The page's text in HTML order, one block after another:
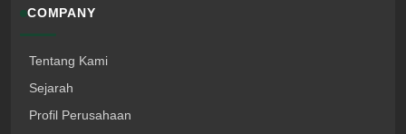
COMPANY
Tentang Kami
Sejarah
Profil Perusahaan